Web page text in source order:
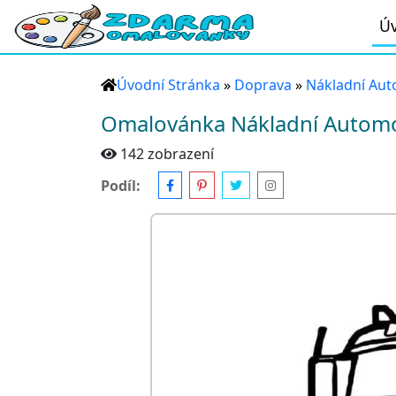
Úvodní Stránka » Doprava » Nákladní
Omalovánka Nákladní
142 zobrazení
Podíl: